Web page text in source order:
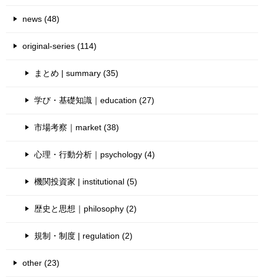
news (48)
original-series (114)
まとめ | summary (35)
学び・基礎知識｜education (27)
市場考察｜market (38)
心理・行動分析｜psychology (4)
機関投資家 | institutional (5)
歴史と思想｜philosophy (2)
規制・制度 | regulation (2)
other (23)